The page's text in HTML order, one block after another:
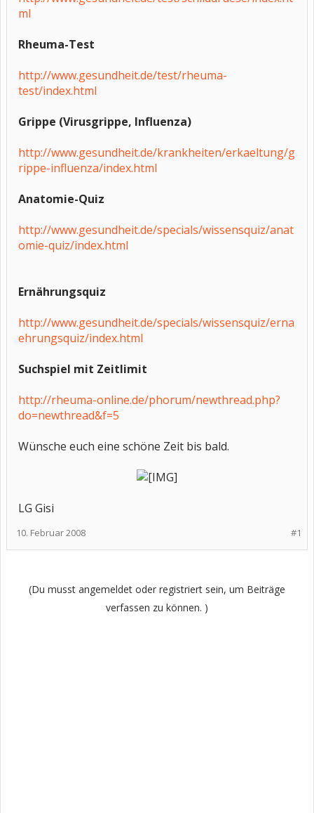
ml
Rheuma-Test
http://www.gesundheit.de/test/rheuma-
test/index.html
Grippe (Virusgrippe, Influenza)
http://www.gesundheit.de/krankheiten/erkaeltung/g
rippe-influenza/index.html
Anatomie-Quiz
http://www.gesundheit.de/specials/wissensquiz/anat
omie-quiz/index.html
Ernährungsquiz
http://www.gesundheit.de/specials/wissensquiz/erna
ehrungsquiz/index.html
Suchspiel mit Zeitlimit
http://rheuma-online.de/phorum/newthread.php?
do=newthread&f=5
Wünsche euch eine schöne Zeit bis bald.
LG Gisi
#1
10. Februar 2008
(Du musst angemeldet oder registriert sein, um Beiträge
verfassen zu können. )